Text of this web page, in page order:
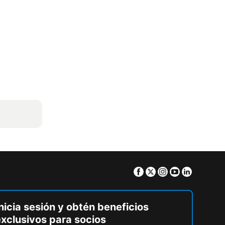
Facebook
TwitterInstagram
Youtube
sesión y obtén beneficios
para socios